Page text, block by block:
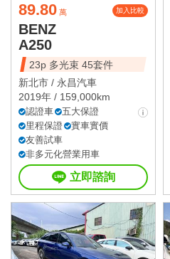
89.80 萬 加入比較
BENZ
A250
23p 多光束 45套件
新北市 / 永昌汽車
2019年 / 159,000km
認證車
五大保證
里程保證
實車實價
友善試車
非多元化營業用車
立即諮詢